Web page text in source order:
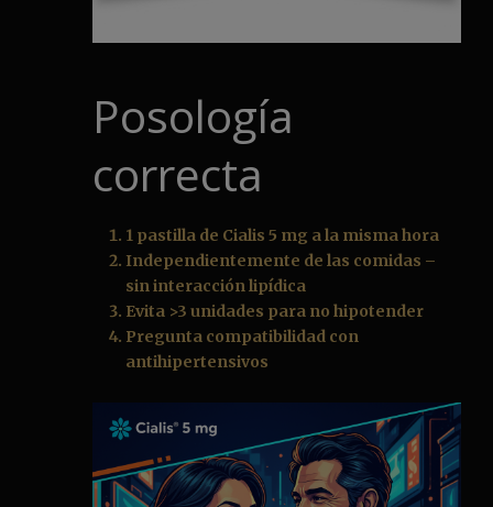
Posología
correcta
1 pastilla de Cialis 5 mg a la misma hora
Independientemente de las comidas –
sin interacción lipídica
Evita >3 unidades para no hipotender
Pregunta compatibilidad con
antihipertensivos